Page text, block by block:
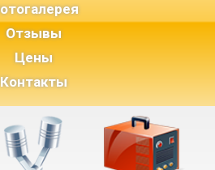
Отзывы
Цены
Контакты